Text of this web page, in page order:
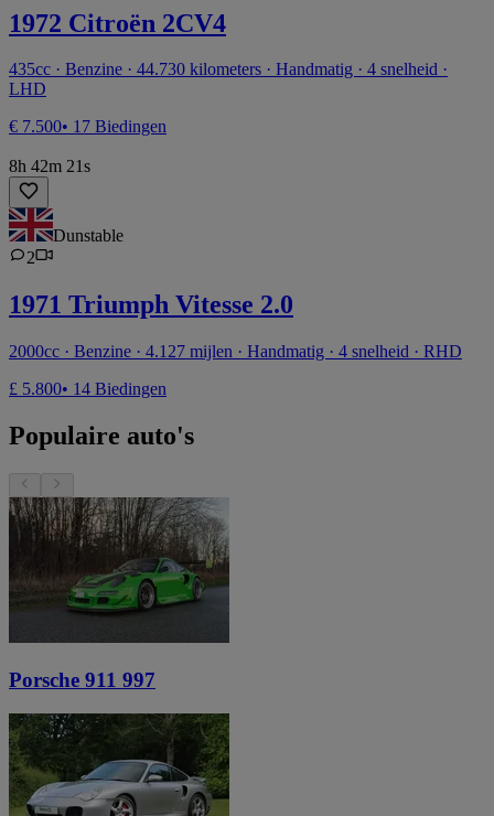
1972 Citroën 2CV4
435cc · Benzine · 44.730 kilometers · Handmatig · 4 snelheid ·
LHD
€ 7.500• 17 Biedingen
8h 42m 21s
Dunstable
2
1971 Triumph Vitesse 2.0
2000cc · Benzine · 4.127 mijlen · Handmatig · 4 snelheid · RHD
£ 5.800• 14 Biedingen
Populaire auto's
Porsche 911 997